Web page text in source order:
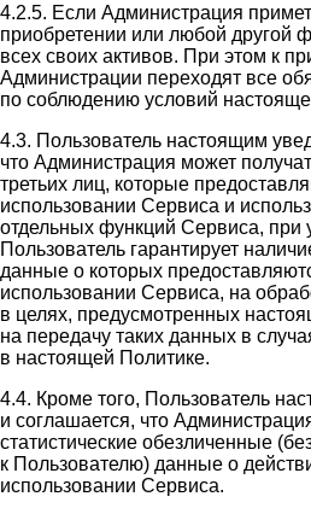
4.2.5. Если Администрация
приобретении или любой другой
всех своих активов. При этом к
Администрации переходят все
по соблюдению условий
4.3. Пользователь настоящим
что Администрация может
третьих лиц, которые
использовании Сервиса и
отдельных функций Сервиса, при
Пользователь гарантирует
данные о которых
использовании Сервиса, на
в целях, предусмотренных
на передачу таких данных в
в настоящей Политике.
4.4. Кроме того, Пользователь
и соглашается, что
статистические обезличенные
к Пользователю) данные о
использовании Сервиса.